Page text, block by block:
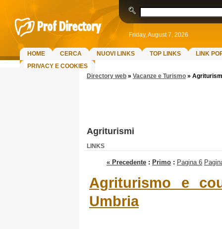
Friday, August 7, 2026
HOME CERCA NUOVI LINKS TOP LINKS
LINK
PRIVACY E COOKIES
Directory web » Vacanze e Turismo »
Agriturismi
LINKS
« Precedente : Primo : Pagina 6
Agriturismo e
Umbria